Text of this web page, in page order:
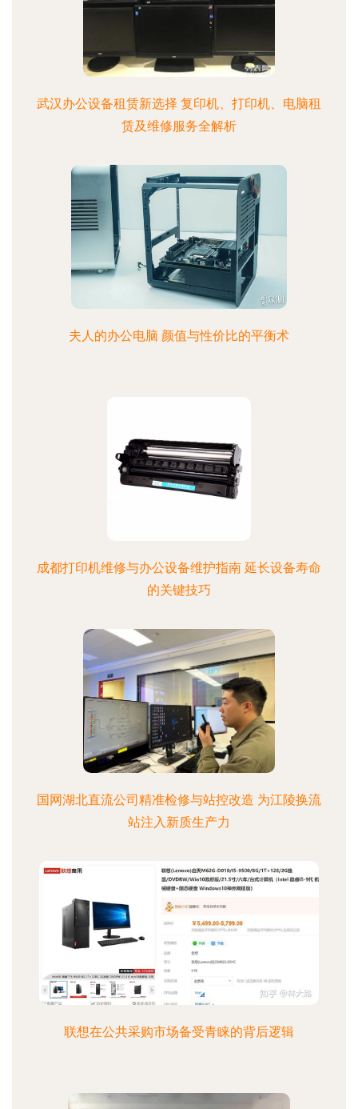
武汉办公设备租赁新选择 复印机、打印机、电脑租
赁及维修服务全解析
夫人的办公电脑 颜值与性价比的平衡术
成都打印机维修与办公设备维护指南 延长设备寿命
的关键技巧
国网湖北直流公司精准检修与站控改造 为江陵换流
站注入新质生产力
联想在公共采购市场备受青睐的背后逻辑